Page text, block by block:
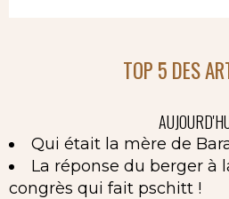
TOP 5 DES
Qui était la mère de
La réponse du berger à
congrès qui fait pschitt !